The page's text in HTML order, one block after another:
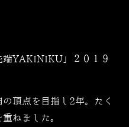
端YAKINIKU」２０１９
頂点を目指し2年。たく
ねました。